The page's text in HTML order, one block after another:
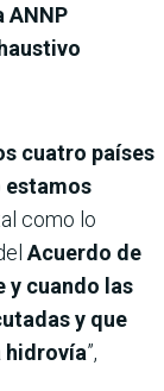
ANNP
cuatro países
estamos
como lo
Acuerdo de
y cuando las
y que
hidrovía”,